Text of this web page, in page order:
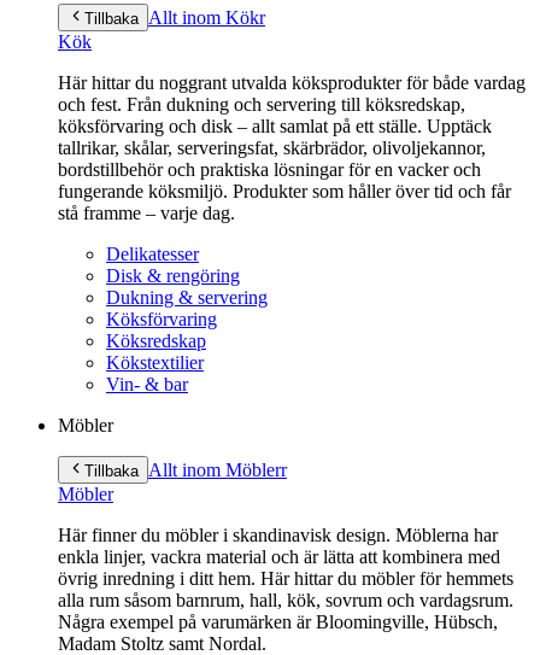
Tillbaka Allt inom Kökr
Kök
Här hittar du noggrant utvalda köksprodukter för både vardag
och fest. Från dukning och servering till köksredskap,
köksförvaring och disk – allt samlat på ett ställe. Upptäck
tallrikar, skålar, serveringsfat, skärbrädor, olivoljekannor,
bordstillbehör och praktiska lösningar för en vacker och
fungerande köksmiljö. Produkter som håller över tid och får
stå framme – varje dag.
Delikatesser
Disk & rengöring
Dukning & servering
Köksförvaring
Köksredskap
Kökstextilier
Vin- & bar
Möbler
Tillbaka Allt inom Möblerr
Möbler
Här finner du möbler i skandinavisk design. Möblerna har
enkla linjer, vackra material och är lätta att kombinera med
övrig inredning i ditt hem. Här hittar du möbler för hemmets
alla rum såsom barnrum, hall, kök, sovrum och vardagsrum.
Några exempel på varumärken är Bloomingville, Hübsch,
Madam Stoltz samt Nordal.